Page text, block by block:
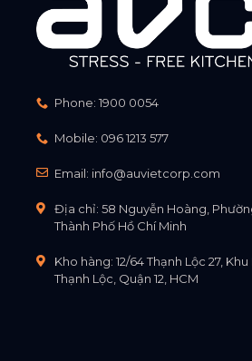
Phone: 1900 0054
Mobile: 096 1213 577
Email: info@auvietcorp.com
Địa chỉ: 58 Nguyễn Hoàng,
Thành Phố Hồ Chí Minh
Kho hàng: 12/64 Thạnh Lộc 27,
Thạnh Lộc, Quận 12, HCM